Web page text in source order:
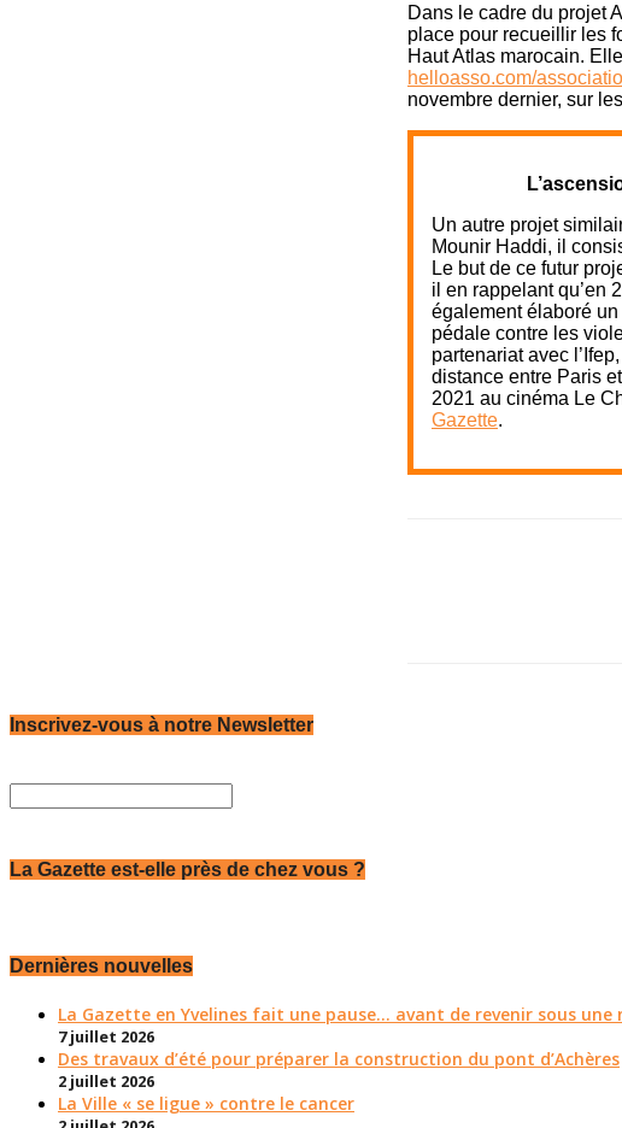
Dans le cadre du projet
place pour recueillir les
Haut Atlas marocain.
helloasso.com/
novembre dernier, sur
Un autre projet
Mounir Haddi, il
Le but de ce futur
il en rappelant qu’en
également élaboré
pédale contre les
partenariat avec
distance entre Paris
2021 au cinéma Le
Gazette.
Inscrivez-vous à notre Newsletter
La Gazette est-elle près de chez vous ?
Dernières nouvelles
La Gazette en Yvelines fait une pause... avant de revenir sous
7 juillet 2026
Des travaux d’été pour préparer la construction du pont d’Achères
2 juillet 2026
La Ville « se ligue » contre le cancer